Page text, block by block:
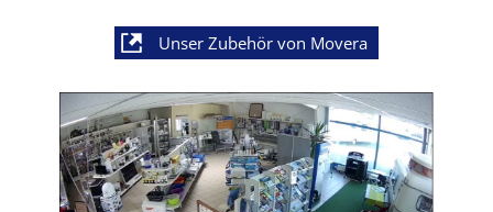
Unser Zubehör von Movera